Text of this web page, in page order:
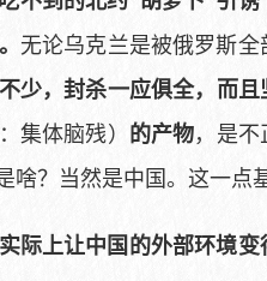
无论乌克兰是被俄罗斯
少，封杀一应俱全，而
集体脑残） 的产物，是
？当然是中国。这一点
际上让中国的外部环境